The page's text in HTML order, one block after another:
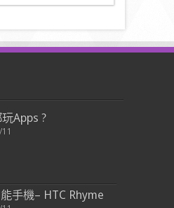
玩Apps ?
手機– HTC Rhyme